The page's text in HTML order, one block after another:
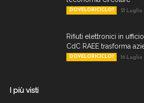
DOVELORICICLO? 21 Luglio
Rifiuti elettronici in
CdC RAEE trasforma
DOVELORICICLO? 16 Luglio
I più visti